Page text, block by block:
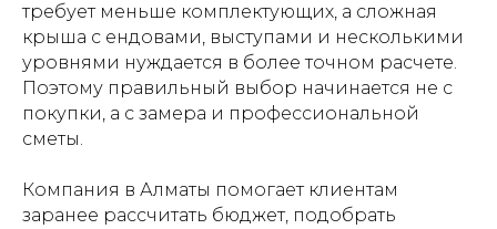
требует меньше комплектующих, а сложная
крыша с ендовами, выступами и несколькими
уровнями нуждается в более точном расчете.
Поэтому правильный выбор начинается не с
покупки, а с замера и профессиональной
сметы.
Компания в Алматы помогает клиентам
заранее рассчитать бюджет, подобрать